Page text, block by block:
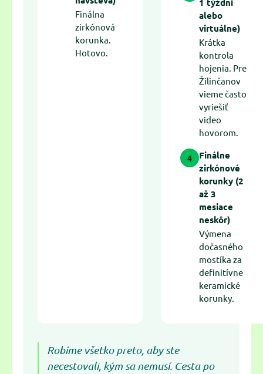
Finálna
zirkónová
korunka.
Hotovo.
alebo
virtuálne)
Krátka
kontrola
hojenia. Pre
Žilinčanov
vieme často
vyriešiť
video
hovorom.
4
Finálne
zirkónové
korunky (2
až 3
mesiace
neskôr)
Výmena
dočasného
mostíka za
definitívne
keramické
korunky.
Robíme všetko preto, aby ste
necestovali, kým sa nemusí. Cesta po